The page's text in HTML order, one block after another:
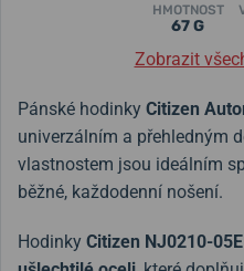
HMOTNOST
67 G
Zobrazit
Pánské hodinky Citizen
univerzálním a přehledným
vlastnostem jsou ideálním
běžné, každodenní nošení.
Hodinky Citizen NJ0210-05E